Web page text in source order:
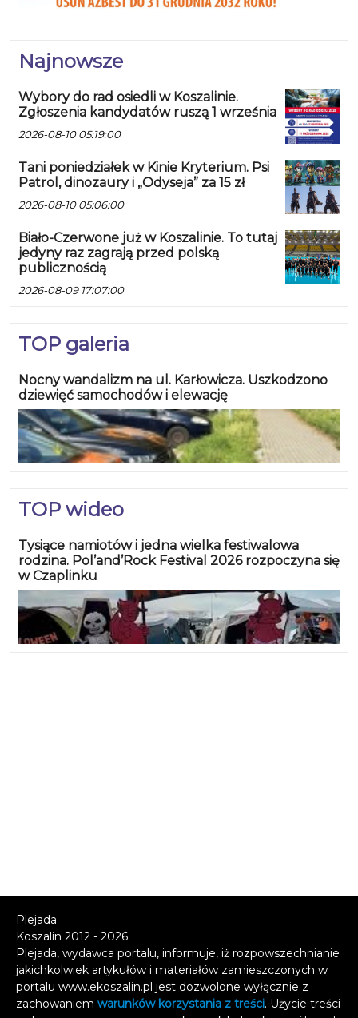
Najnowsze
Wybory do rad osiedli w Koszalinie.
Zgłoszenia kandydatów ruszą 1 września
2026-08-10 05:19:00
Tani poniedziałek w Kinie Kryterium. Psi
Patrol, dinozaury i „Odyseja” za 15 zł
2026-08-10 05:06:00
Biało-Czerwone już w Koszalinie. To tutaj
jedyny raz zagrają przed polską
publicznością
2026-08-09 17:07:00
TOP galeria
Nocny wandalizm na ul. Karłowicza. Uszkodzono
dziewięć samochodów i elewację
TOP wideo
Tysiące namiotów i jedna wielka festiwalowa
rodzina. Pol’and’Rock Festival 2026 rozpoczyna się
w Czaplinku
Plejada
Koszalin 2012 - 2026
Plejada, wydawca portalu, informuje, iż rozpowszechnianie
jakichkolwiek artykułów i materiałów zamieszczonych w
portalu www.ekoszalin.pl jest dozwolone wyłącznie z
zachowaniem warunków korzystania z treści. Użycie treści